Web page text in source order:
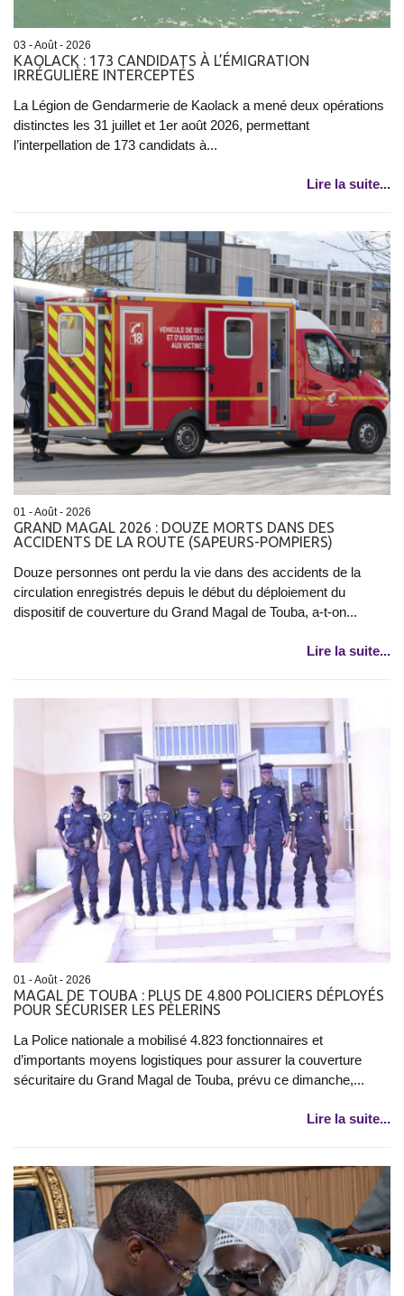
03 - Août - 2026
KAOLACK : 173 CANDIDATS À L’ÉMIGRATION
IRRÉGULIÈRE INTERCEPTÉS
La Légion de Gendarmerie de Kaolack a mené deux opérations
distinctes les 31 juillet et 1er août 2026, permettant
l’interpellation de 173 candidats à...
Lire la suite...
01 - Août - 2026
GRAND MAGAL 2026 : DOUZE MORTS DANS DES
ACCIDENTS DE LA ROUTE (SAPEURS-POMPIERS)
Douze personnes ont perdu la vie dans des accidents de la
circulation enregistrés depuis le début du déploiement du
dispositif de couverture du Grand Magal de Touba, a-t-on...
Lire la suite...
01 - Août - 2026
MAGAL DE TOUBA : PLUS DE 4.800 POLICIERS DÉPLOYÉS
POUR SÉCURISER LES PÈLERINS
La Police nationale a mobilisé 4.823 fonctionnaires et
d’importants moyens logistiques pour assurer la couverture
sécuritaire du Grand Magal de Touba, prévu ce dimanche,...
Lire la suite...